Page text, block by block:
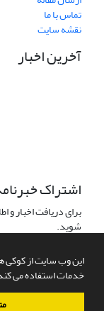
این وب سایت از کوکی
خدمات استفاده می
تماس با ما
نقشه سایت
آخرین اخبار
اشتراک
برای دریافت اخبار
شوید.